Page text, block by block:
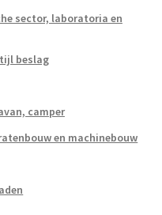
sector, laboratoria en
beslag
camper
en machinebouw